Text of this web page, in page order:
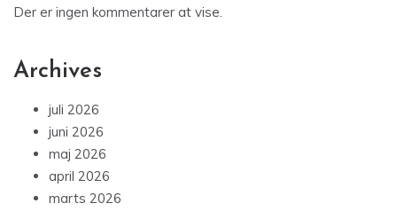
Der er ingen kommentarer at vise.
Archives
juli 2026
juni 2026
maj 2026
april 2026
marts 2026